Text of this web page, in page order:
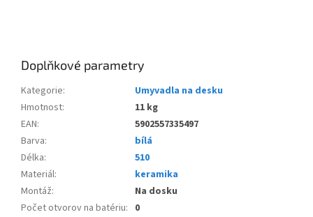
Doplňkové parametry
Kategorie:
Umyvadla na desku
Hmotnost:
11 kg
EAN:
5902557335497
Barva:
bílá
Délka:
510
Materiál:
keramika
Montáž:
Na dosku
Počet otvorov na batériu: 0